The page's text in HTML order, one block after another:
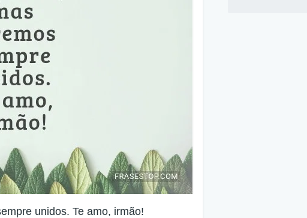
unidos. Te amo, irmão!